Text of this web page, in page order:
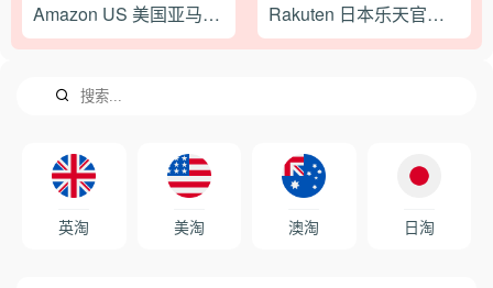
Amazon US 美国亚马逊直邮的运费以及送达时间 Rakuten 日本乐天官网2023最新海淘转运攻略
英淘 美淘 澳淘 日淘